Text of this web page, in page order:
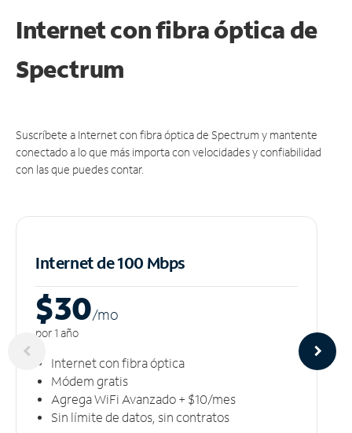
Internet con fibra óptica de
Spectrum
Suscríbete a Internet con fibra óptica de Spectrum y mantente
conectado a lo que más importa con velocidades y confiabilidad
con las que puedes contar.
Internet de 100 Mbps
$30/mo
por 1 año
Internet con fibra óptica
Módem gratis
Agrega WiFi Avanzado + $10/mes
Sin límite de datos, sin contratos